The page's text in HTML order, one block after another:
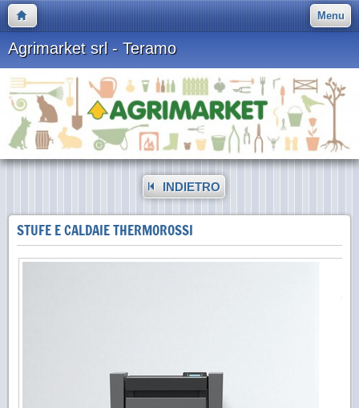
Menu
Agrimarket srl - Teramo
INDIETRO
STUFE E CALDAIE THERMOROSSI